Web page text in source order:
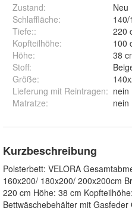
Zustand:
Neu
Schlaffläche:
140/
Tiefe::
220
Kopfteilhöhe:
100
Höhe:
38
Stoff:
Größe:
Lieferung mit Reintragen:
Matratze:
Kurzbeschreibung
Polsterbett: VELORA
160x200/ 180x200/ 200x200cm
220 cm Höhe: 38 cm
Bettwäschebehälter mit